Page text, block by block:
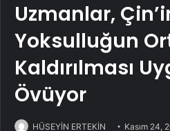
Uzmanlar,
Yoksulluğun
Kaldırılması
Övüyor
HÜSEYİN ERTEKİN Kasım 24,